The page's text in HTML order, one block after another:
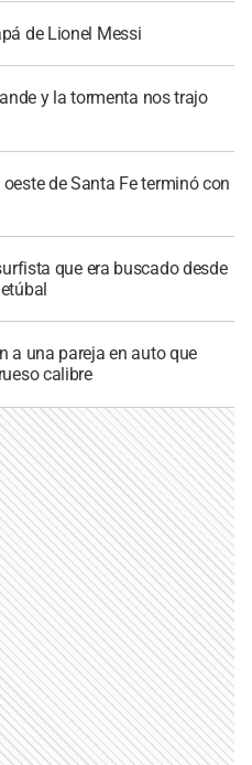
de Lionel Messi
y la tormenta nos trajo
de Santa Fe terminó con
que era buscado desde
a una pareja en auto que
calibre